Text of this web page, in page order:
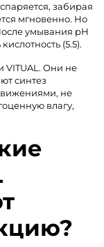
забирая
мгновенно. Но
умывания pH
(5.5).
VITUAL. Они не
синтез
не
влагу,